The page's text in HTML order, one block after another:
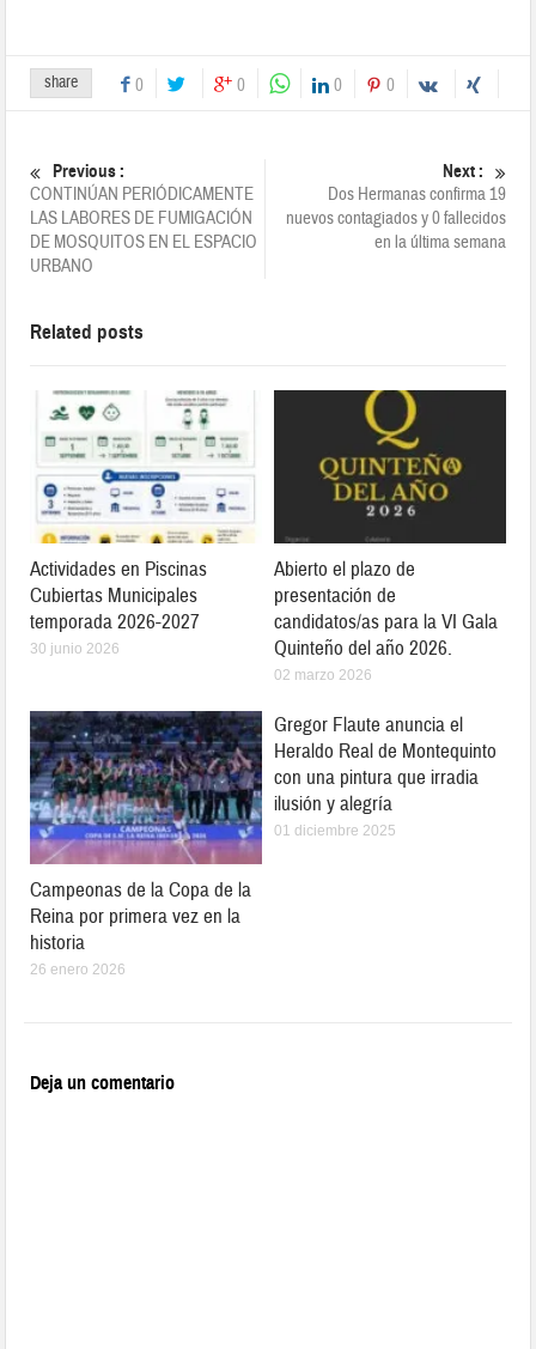
share 0 0 0 0
Previous :
CONTINÚAN PERIÓDICAMENTE
LAS LABORES DE FUMIGACIÓN
DE MOSQUITOS EN EL ESPACIO
URBANO
Next :
Dos Hermanas confirma 19
nuevos contagiados y 0 fallecidos
en la última semana
Related posts
Actividades en Piscinas
Cubiertas Municipales
temporada 2026-2027
30 junio 2026
Abierto el plazo de
presentación de
candidatos/as para la VI Gala
Quinteño del año 2026.
02 marzo 2026
Campeonas de la Copa de la
Reina por primera vez en la
historia
26 enero 2026
Gregor Flaute anuncia el
Heraldo Real de Montequinto
con una pintura que irradia
ilusión y alegría
01 diciembre 2025
Deja un comentario